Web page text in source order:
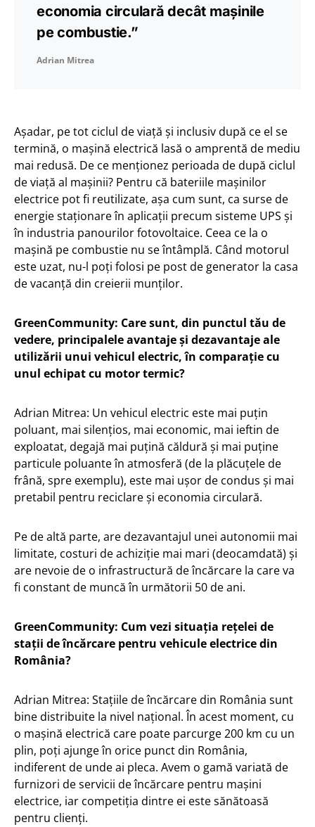
economia circulară decât mașinile
pe combustie.”
Adrian Mitrea
Așadar, pe tot ciclul de viață și inclusiv după ce el se
termină, o mașină electrică lasă o amprentă de mediu
mai redusă. De ce menționez perioada de după ciclul
de viață al mașinii? Pentru că bateriile mașinilor
electrice pot fi reutilizate, așa cum sunt, ca surse de
energie staționare în aplicații precum sisteme UPS și
în industria panourilor fotovoltaice. Ceea ce la o
mașină pe combustie nu se întâmplă. Când motorul
este uzat, nu-l poți folosi pe post de generator la casa
de vacanță din creierii munților.
GreenCommunity: Care sunt, din punctul tău de
vedere, principalele avantaje și dezavantaje ale
utilizării unui vehicul electric, în comparație cu
unul echipat cu motor termic?
Adrian Mitrea: Un vehicul electric este mai puțin
poluant, mai silențios, mai economic, mai ieftin de
exploatat, degajă mai puțină căldură și mai puține
particule poluante în atmosferă (de la plăcuțele de
frână, spre exemplu), este mai ușor de condus și mai
pretabil pentru reciclare și economia circulară.
Pe de altă parte, are dezavantajul unei autonomii mai
limitate, costuri de achiziție mai mari (deocamdată) și
are nevoie de o infrastructură de încărcare la care va
fi constant de muncă în următorii 50 de ani.
GreenCommunity: Cum vezi situația rețelei de
stații de încărcare pentru vehicule electrice din
România?
Adrian Mitrea: Stațiile de încărcare din România sunt
bine distribuite la nivel național. În acest moment, cu
o mașină electrică care poate parcurge 200 km cu un
plin, poți ajunge în orice punct din România,
indiferent de unde ai pleca. Avem o gamă variată de
furnizori de servicii de încărcare pentru mașini
electrice, iar competiția dintre ei este sănătoasă
pentru clienți.